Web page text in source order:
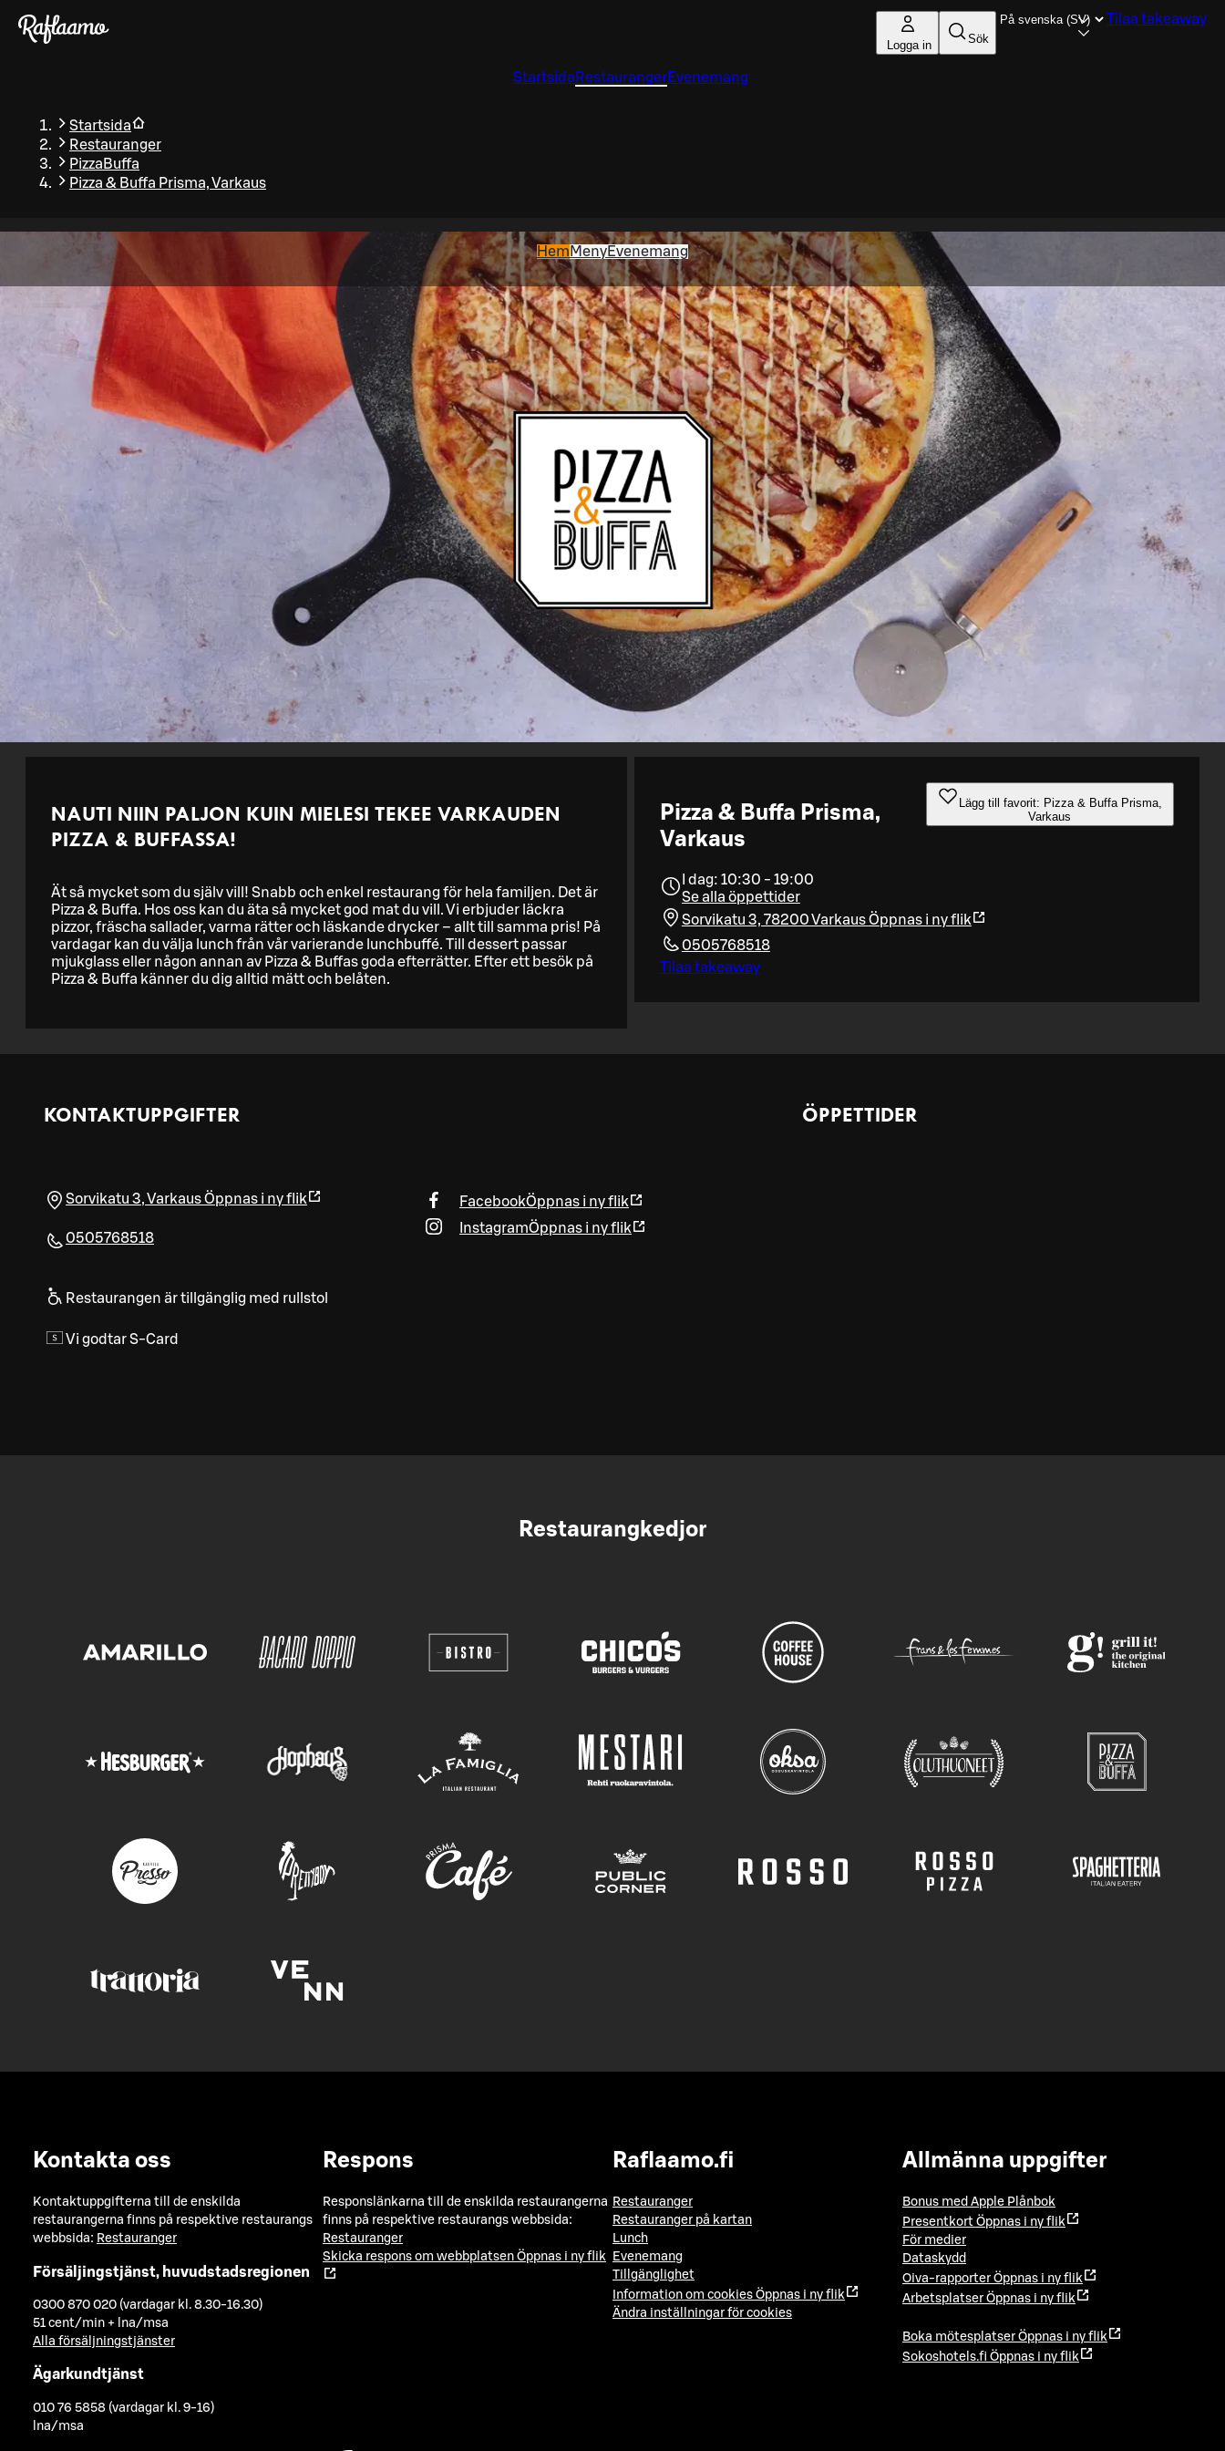
Gå till huvudinnehållet
Logga in Sök
Tilaa takeaway
Startsida RestaurangerEvenemang
Startsida
Restauranger
PizzaBuffa
Pizza & Buffa Prisma, Varkaus
Hem MenyEvenemang
Pizza & Buffa Prisma,
Varkaus
Lägg till favorit: Pizza & Buffa Prisma,
Varkaus
I dag: 10:30 - 19:00
Se alla öppettider
Sorvikatu 3, 78200 VarkausÖppnas i ny flik
0505768518
Tilaa takeaway
NAUTI NIIN PALJON KUIN MIELESI TEKEE VARKAUDEN
PIZZA & BUFFASSA!
Ät så mycket som du själv vill! Snabb och enkel restaurang för hela familjen. Det är
Pizza & Buffa. Hos oss kan du äta så mycket god mat du vill. Vi erbjuder läckra
pizzor, fräscha sallader, varma rätter och läskande drycker – allt till samma pris! På
vardagar kan du välja lunch från vår varierande lunchbuffé. Till dessert passar
mjukglass eller någon annan av Pizza & Buffas goda efterrätter. Efter ett besök på
Pizza & Buffa känner du dig alltid mätt och belåten.
KONTAKTUPPGIFTER
Sorvikatu 3,VarkausÖppnas i ny flik
0505768518
Restaurangen är tillgänglig med rullstol
Vi godtar S-Card
FacebookÖppnas i ny flik
InstagramÖppnas i ny flik
ÖPPETTIDER
Restaurangkedjor
Kontakta oss
Kontaktuppgifterna till de enskilda
restaurangerna finns på respektive restaurangs
webbsida: Restauranger
Försäljingstjänst, huvudstadsregionen
0300 870 020 (vardagar kl. 8.30-16.30)
51 cent/min + lna/msa
Alla försäljningstjänster
Ägarkundtjänst
010 76 5858 (vardagar kl. 9-16)
lna/msa
Respons
Responslänkarna till de enskilda restaurangerna
finns på respektive restaurangs webbsida:
Restauranger
Skicka respons om webbplatsen Öppnas i ny flik
Raflaamo.fi
Restauranger
Restauranger på kartan
Lunch
Evenemang
Tillgänglighet
Information om cookies Öppnas i ny flik
Ändra inställningar för cookies
Allmänna uppgifter
Bonus med Apple Plånbok
Presentkort Öppnas i ny flik
För medier
Dataskydd
Oiva-rapporter Öppnas i ny flik
Arbetsplatser Öppnas i ny flik
Boka mötesplatser Öppnas i ny flik
Sokoshotels.fi Öppnas i ny flik